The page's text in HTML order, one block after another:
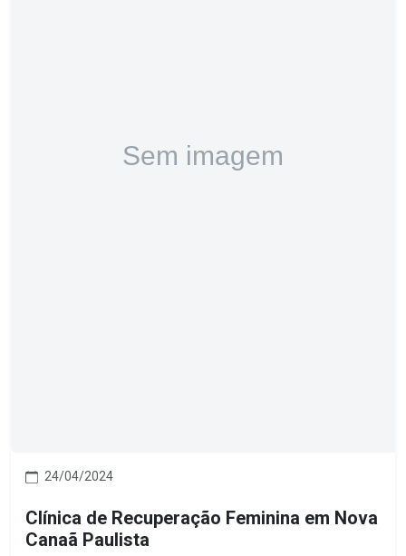
24/04/2024
Clínica de Recuperação Feminina em Nova
Canaã Paulista